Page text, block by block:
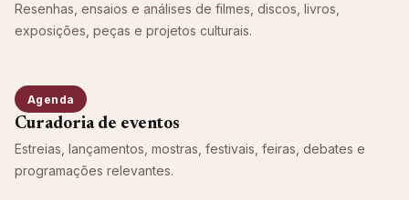
Resenhas, ensaios e análises de filmes, discos, livros,
exposições, peças e projetos culturais.
Agenda
Curadoria de eventos
Estreias, lançamentos, mostras, festivais, feiras, debates e
programações relevantes.